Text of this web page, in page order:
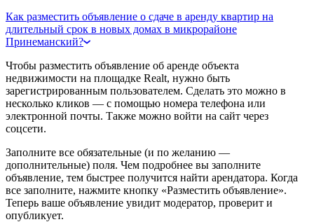
Как разместить объявление о сдаче в аренду квартир на
длительный срок в новых домах в микрорайоне
Принеманский?
Чтобы разместить объявление об аренде объекта
недвижимости на площадке Realt, нужно быть
зарегистрированным пользователем. Сделать это можно в
несколько кликов — с помощью номера телефона или
электронной почты. Также можно войти на сайт через
соцсети.
Заполните все обязательные (и по желанию —
дополнительные) поля. Чем подробнее вы заполните
объявление, тем быстрее получится найти арендатора. Когда
все заполните, нажмите кнопку «Разместить объявление».
Теперь ваше объявление увидит модератор, проверит и
опубликует.